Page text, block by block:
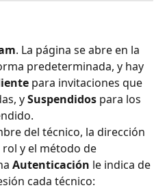
. La página se abre en la
predeterminada, y hay
para invitaciones que
y Suspendidos para los
del técnico, la dirección
y el método de
Autenticación le indica de
cada técnico: